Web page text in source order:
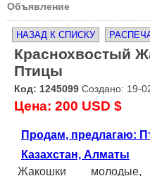
Объявление
НАЗАД К СПИСКУ
Краснохвостый
Птицы
Код: 1245099 Создано: 19-
Цена: 200 USD $
Продам, предлагаю:
Казахстан, Алматы
Жакошки